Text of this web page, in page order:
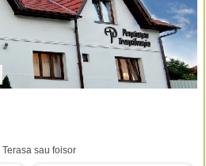
Terasa sau foisor